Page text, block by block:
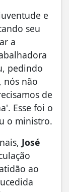
e
seu
a
pedindo
nós não
de
Esse foi o
o ministro.
José
ao